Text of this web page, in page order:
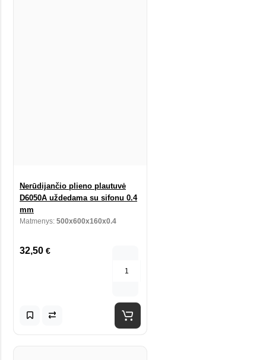
Nerūdijančio plieno plautuvė
D6050A uždedama su sifonu 0.4
mm
Matmenys: 500x600x160x0.4
32,50 €